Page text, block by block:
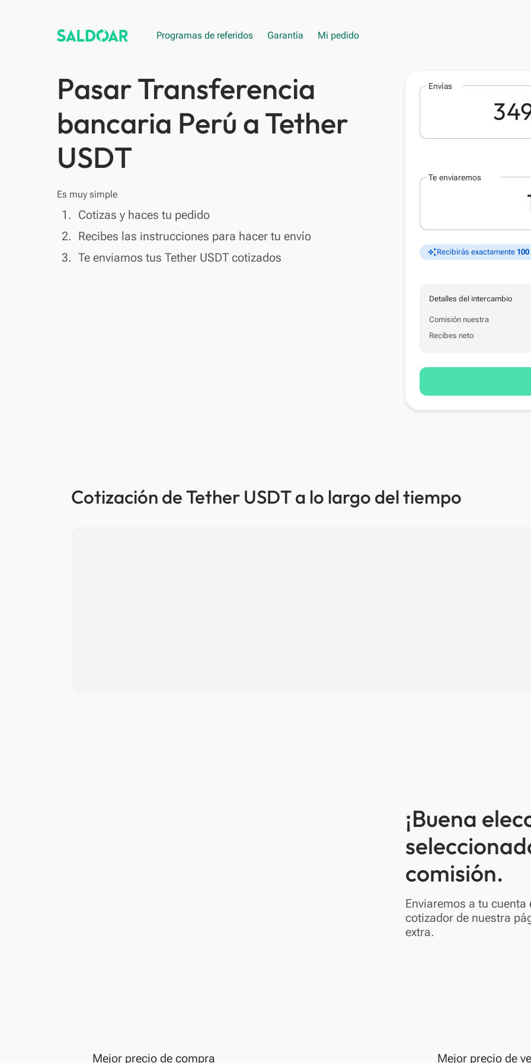
Programas de referidos Garantía Mi pedido
Pasar Transferencia
bancaria Perú a Tether
USDT
Es muy simple
done
1. Cotizas y haces tu pedido
done
2. Recibes las instrucciones para hacer tu envío
done
3. Te enviamos tus Tether USDT cotizados
Envías
Te enviaremos
auto_awesomeRecibirás exactamente
Detalles del intercambio
Comisión nuestra
Recibes neto
Cotización de Tether USDT a lo largo del tiempo
¡Buena
comisión.
Enviaremos a tu
cotizador de nuestra
extra.
Mejor precio de compra Mejor precio de